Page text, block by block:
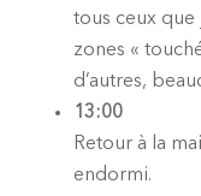
tous ceux que
zones «
d’autres,
13:00
Retour à la
endormi.